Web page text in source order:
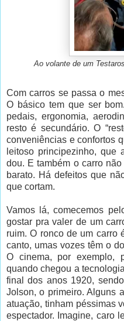
Ao volante de um
Com carros se passa o
O básico tem que ser
pedais, ergonomia,
resto é secundário. O
conveniências e confortos
leitoso principezinho, que
dou. E também o carro
barato. Há defeitos que
que cortam.
Vamos lá, comecemos
gostar pra valer de um
ruim. O ronco de um carro
canto, umas vozes têm o
O cinema, por exemplo,
quando chegou a
final dos anos 1920,
Jolson, o primeiro. Alguns
atuação, tinham péssimas
espectador. Imagine, caro